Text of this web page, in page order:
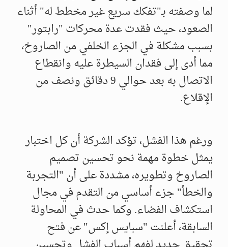
لما وصفته بـ"تفكك سريع غير مخطط له" أثناء
الصعود، حيث فقدت عدة محركات "رابتور"
بسبب مشكلة في الجزء الخلفي من الصاروخ،
مما أدى إلى فقدان السيطرة عليه وانقطاع
الاتصال به بعد حوالي 9 دقائق ونصف من
الإقلاع.
ورغم هذا الفشل، تؤكد الشركة أن كل اختبار
يمثل خطوة مهمة نحو تحسين تصميم
الصاروخ وتطويره، مشددة على أن "التجربة
والخطأ" جزء أساسي من التقدم في مجال
استكشاف الفضاء. وكما حدث في المحاولة
السابقة، أعلنت "سبايس إكس" عن فتح